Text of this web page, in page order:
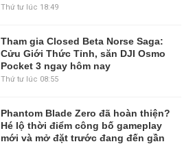
Thứ tư lúc 18:49
Tham gia Closed Beta Norse Saga:
Cửu Giới Thức Tỉnh, săn DJI Osmo
Pocket 3 ngay hôm nay
Thứ tư lúc 08:55
Phantom Blade Zero đã hoàn thiện?
Hé lộ thời điểm công bố gameplay
mới và mở đặt trước đang đến gần